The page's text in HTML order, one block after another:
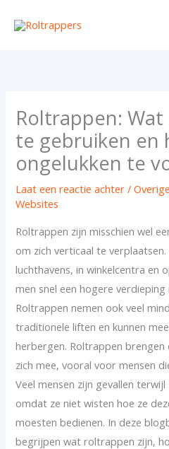
naar
Roltrappen: Wat
te gebruiken en
ongelukken te
Laat een reactie achter /
Websites
Roltrappen zijn misschien wel
om zich verticaal te
luchthavens, in winkelcentra en
men snel een hogere
Roltrappen nemen ook veel
traditionele liften en kunnen
herbergen. Roltrappen
zich mee, vooral voor mensen
Veel mensen zijn gevallen
omdat ze niet wisten hoe ze
moesten bedienen. In deze
begrijpen wat roltrappen zijn,